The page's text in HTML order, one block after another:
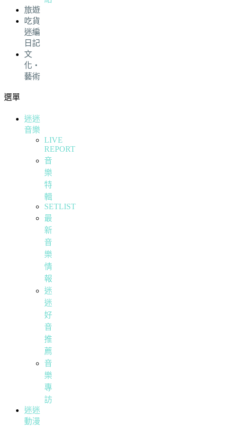
旅遊
吃貨
迷編
日記
文
化・
藝術
選單
迷迷
音樂
LIVE
REPORT
音
樂
特
輯
SETLIST
最
新
音
樂
情
報
迷
迷
好
音
推
薦
音
樂
專
訪
迷迷
動漫